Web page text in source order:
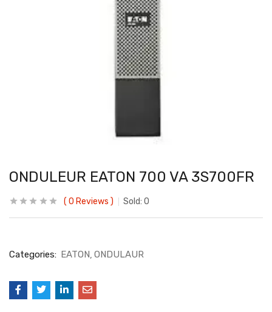
ONDULEUR EATON 700 VA 3S700FR
0 Reviews Sold: 0
Categories: EATON ONDULAUR